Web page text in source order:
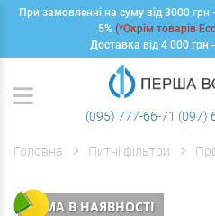
При замовленні на суму від 3000
5% (*Окрім товарів
Доставка від 4 000 грн
(095) 777-66-71 (097)
Головна Питні фільтри
НЕМА В НАЯВНОСТІ